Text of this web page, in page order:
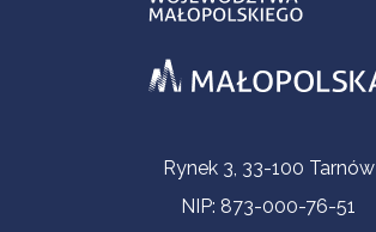
Informacje kontaktoweRynek 3, 33-100 Tarnów
NIP: 873-000-76-51